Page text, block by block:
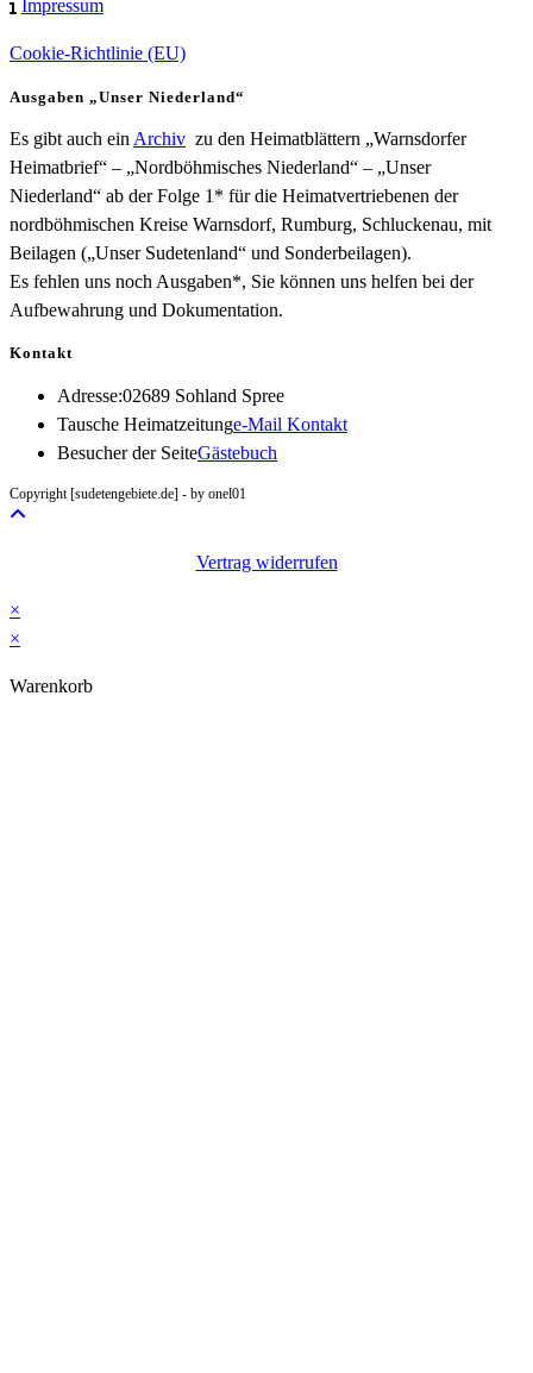
Impressum
Cookie-Richtlinie (EU)
Ausgaben „Unser Niederland“
Es gibt auch ein Archiv zu den Heimatblättern „Warnsdorfer
Heimatbrief“ – „Nordböhmisches Niederland“ – „Unser
Niederland“ ab der Folge 1* für die Heimatvertriebenen der
nordböhmischen Kreise Warnsdorf, Rumburg, Schluckenau, mit
Beilagen („Unser Sudetenland“ und Sonderbeilagen).
Es fehlen uns noch Ausgaben*, Sie können uns helfen bei der
Aufbewahrung und Dokumentation.
Kontakt
Adresse:02689 Sohland Spree
Tausche Heimatzeitunge-Mail KontaktOpens
Besucher der SeiteGästebuch
Copyright [sudetengebiete.de] - by onel01
Vertrag widerrufen
×
×
Warenkorb